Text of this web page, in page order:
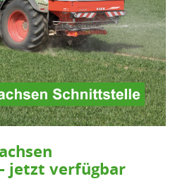
jetzt verfügbar